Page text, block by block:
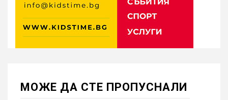
МОЖE ДА СТЕ ПРОПУСНАЛИ